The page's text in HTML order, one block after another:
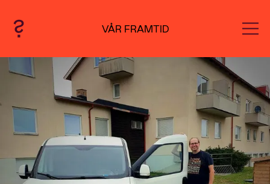
VÅR FRAMTID